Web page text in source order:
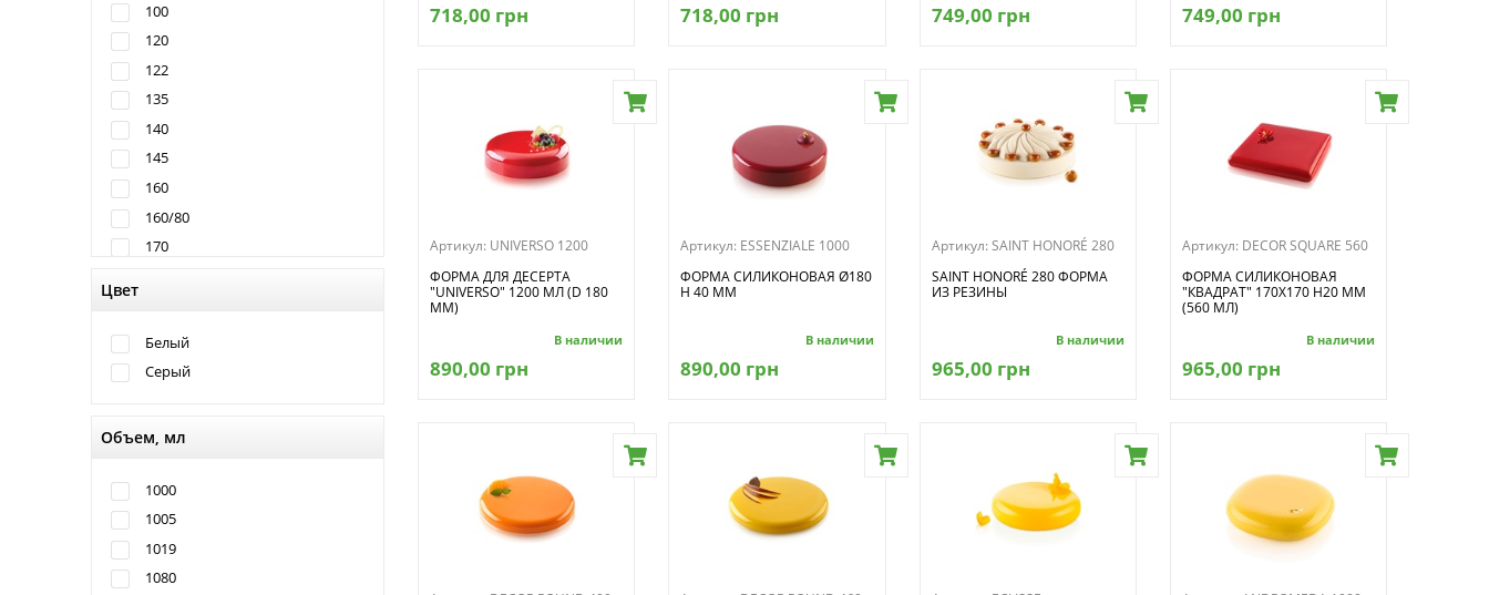
100
120
122
135
140
145
160
160/80
170
190
190/160
205
220
220/70
240
Цвет
Белый
Серый
Объем, мл
1000
1005
1019
1080
718,00 грн 718,00 грн 749,00 грн 749,00 грн
Артикул: UNIVERSO 1200
ФОРМА ДЛЯ ДЕСЕРТА
"UNIVERSO" 1200 МЛ (D 180
ММ)
В наличии
890,00 грн
Артикул: ESSENZIALE 1000
ФОРМА СИЛИКОНОВАЯ Ø180
H 40 ММ
В наличии
890,00 грн
Артикул: SAINT HONORÉ 280
SAINT HONORÉ 280 ФОРМА
ИЗ РЕЗИНЫ
В наличии
965,00 грн
Артикул: DECOR SQUARE 560
ФОРМА СИЛИКОНОВАЯ
"КВАДРАТ" 170X170 H20 ММ
(560 МЛ)
В наличии
965,00 грн